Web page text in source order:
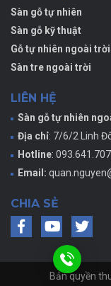
Sàn gỗ tự nhiên
Sàn gỗ kỹ thuật
Gỗ tự nhiên ngoài trời
Sàn tre ngoài trời
LIÊN HỆ
Sàn gỗ tự nhiên
Địa chỉ: 7/6/2 Linh
Hotline:
Email:
CHIA SẺ
Bản quyền